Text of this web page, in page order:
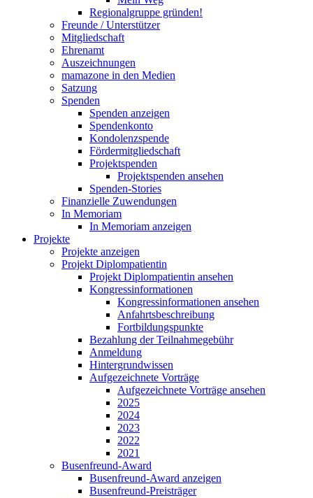
Regionalgruppe gründen!
Freunde / Unterstützer
Mitgliedschaft
Ehrenamt
Auszeichnungen
mamazone in den Medien
Satzung
Spenden
Spenden anzeigen
Spendenkonto
Kondolenzspende
Fördermitgliedschaft
Projektspenden
Projektspenden ansehen
Spenden-Stories
Finanzielle Zuwendungen
In Memoriam
In Memoriam anzeigen
Projekte
Projekte anzeigen
Projekt Diplompatientin
Projekt Diplompatientin ansehen
Kongressinformationen
Kongressinformationen ansehen
Anfahrtsbeschreibung
Fortbildungspunkte
Bezahlung der Teilnahmegebühr
Anmeldung
Hintergrundwissen
Aufgezeichnete Vorträge
Aufgezeichnete Vorträge ansehen
2025
2024
2023
2022
2021
Busenfreund-Award
Busenfreund-Award anzeigen
Busenfreund-Preisträger